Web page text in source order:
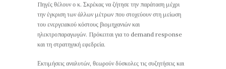
Πηγές θέλουν ο κ. Σκρέκας να ζήτησε την παράταση μέχρι
την έγκριση των άλλων μέτρων που στοχεύουν στη μείωση
του ενεργειακού κόστους βιομηχανιών και
ηλεκτροπαραγωγών. Πρόκειται για το demand response
και τη στρατηγική εφεδρεία.
Εκτιμήσεις αναλυτών, θεωρούν δύσκολες τις συζητήσεις και